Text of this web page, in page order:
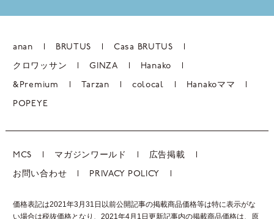
anan BRUTUS Casa BRUTUS
クロワッサン GINZA Hanako
&Premium Tarzan colocal Hanakoママ
POPEYE
MCS マガジンワールド 広告掲載
お問い合わせ PRIVACY POLICY
価格表記は2021年3月31日以前公開記事の掲載商品価格等は特に表示がな
い場合は税抜価格となり、2021年4月1日更新記事内の掲載商品価格は、 原